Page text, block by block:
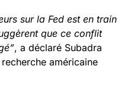
sur la Fed est en train
que ce conflit
, a déclaré Subadra
américaine